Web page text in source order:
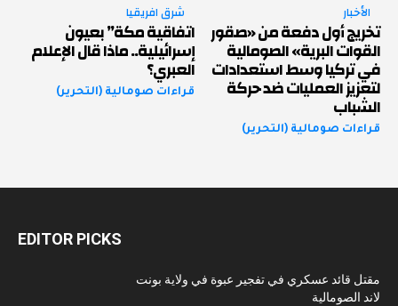
الأخبار
تخريج أول دفعة من «صقور
القوات البرية» الصومالية
في تركيا وسط استعدادات
لتعزيز العمليات ضد حركة
الشباب
قراءات صومالية (التحرير)
شرق افريقيا
اتفاقية مكة” بعيون
إسرائيلية.. ماذا قال الإعلام
العبري؟
قراءات صومالية (التحرير)
EDITOR PICKS
مقتل قائد عسكري في تفجير عبوة في ولاية بونت
لاند الصومالية